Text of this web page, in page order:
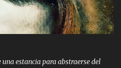
estancia para abstraerse del